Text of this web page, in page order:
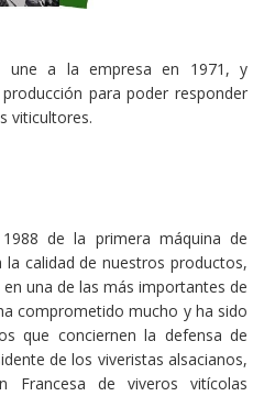
une a la empresa en 1971, y
para poder responder
viticultores.
de la primera máquina de
calidad de nuestros productos,
una de las más importantes de
comprometido mucho y ha sido
que conciernen la defensa de
de los viveristas alsacianos,
Francesa de viveros vitícolas